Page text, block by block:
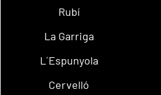
Rubí
La Garriga
L´Espunyola
Cervelló